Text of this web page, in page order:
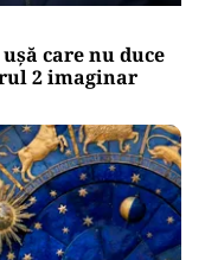
care nu duce
2 imaginar